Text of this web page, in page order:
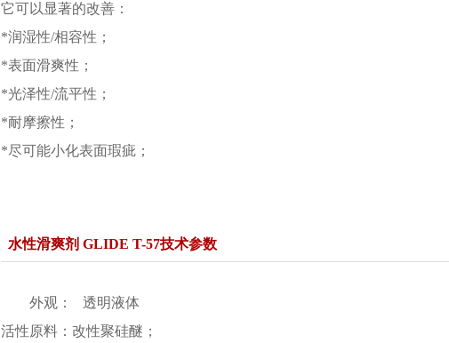
它可以显著的改善：
*润湿性/相容性；
*表面滑爽性；
*光泽性/流平性；
*耐摩擦性；
*尽可能小化表面瑕疵；
水性滑爽剂 GLIDE T-57技术参数
外观： 透明液体
活性原料：改性聚硅醚；